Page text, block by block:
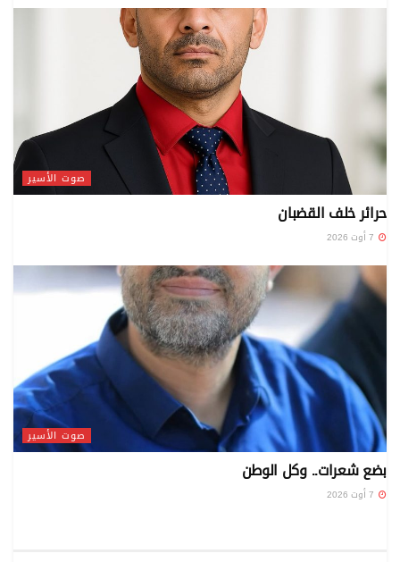
صوت الأسير
حرائر خلف القضبان
صوت الأسير
بضع شعرات.. وكل الوطن